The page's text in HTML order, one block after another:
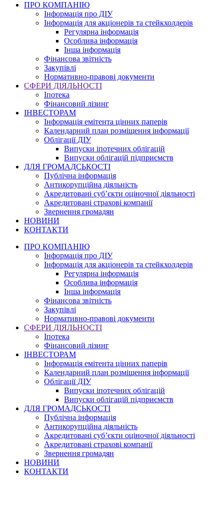
ПРО КОМПАНІЮ
Інформація про ДІУ
Інформація для акціонерів та стейкхолдерів
Регулярна інформація
Особлива інформація
Інша інформація
Фінансова звітність
Закупівлі
Нормативно-правові документи
СФЕРИ ДІЯЛЬНОСТІ
Іпотека
Фінансовий лізинг
ІНВЕСТОРАМ
Інформація емітента цінних паперів
Календарний план розміщення інформації
Облігації ДІУ
Випуски іпотечних облігацій
Випуски облігацій підприємств
ДЛЯ ГРОМАДСЬКОСТІ
Публічна інформація
Антикорупційна діяльність
Акредитовані суб’єкти оціночної діяльності
Акредитовані страхові компанії
Звернення громадян
НОВИНИ
КОНТАКТИ
ПРО КОМПАНІЮ
Інформація про ДІУ
Інформація для акціонерів та стейкхолдерів
Регулярна інформація
Особлива інформація
Інша інформація
Фінансова звітність
Закупівлі
Нормативно-правові документи
СФЕРИ ДІЯЛЬНОСТІ
Іпотека
Фінансовий лізинг
ІНВЕСТОРАМ
Інформація емітента цінних паперів
Календарний план розміщення інформації
Облігації ДІУ
Випуски іпотечних облігацій
Випуски облігацій підприємств
ДЛЯ ГРОМАДСЬКОСТІ
Публічна інформація
Антикорупційна діяльність
Акредитовані суб’єкти оціночної діяльності
Акредитовані страхові компанії
Звернення громадян
НОВИНИ
КОНТАКТИ